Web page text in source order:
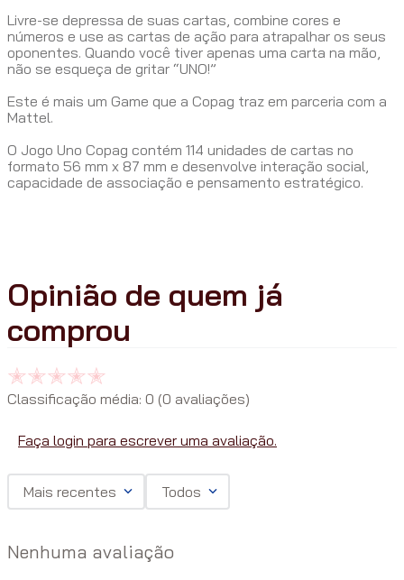
Livre-se depressa de suas cartas, combine cores e
números e use as cartas de ação para atrapalhar os seus
oponentes. Quando você tiver apenas uma carta na mão,
não se esqueça de gritar “UNO!”
Este é mais um Game que a Copag traz em parceria com a
Mattel.
O Jogo Uno Copag contém 114 unidades de cartas no
formato 56 mm x 87 mm e desenvolve interação social,
capacidade de associação e pensamento estratégico.
Classificação média: 0 (0 avaliações)
Faça login para escrever uma avaliação.
Mais recentes Todos
Nenhuma avaliação